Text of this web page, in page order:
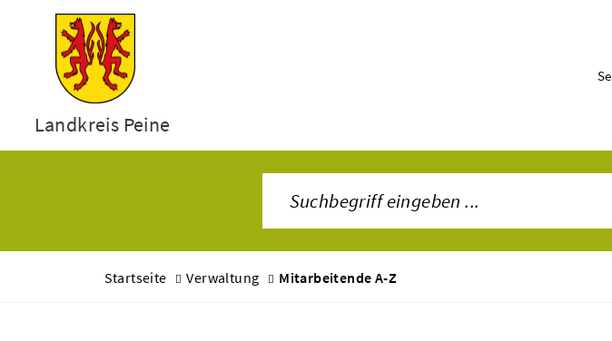
Landkreis Peine
Startseite Verwaltung Mitarbeitende A-Z